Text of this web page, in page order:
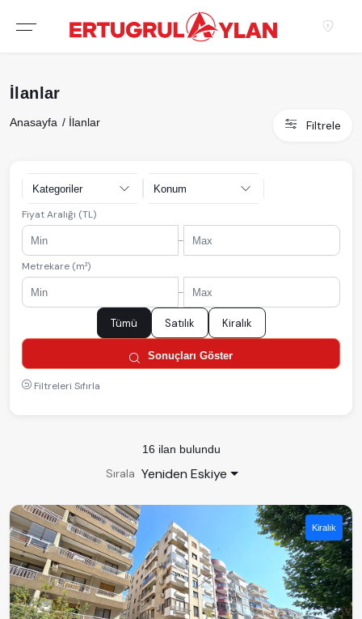
İlanlar
Anasayfa İlanlar Filtrele
Kategoriler Konum
Fiyat Aralığı (TL)
-
Metrekare (m²)
-
Tümü Satılık Kiralık
Sonuçları Göster
Filtreleri Sıfırla
16 ilan bulundu
Sırala Yeniden Eskiye
Kiralık
Hakkımızda
EKIBIMIZ
EMLAK SITELERIMIZ
EMLAK OFISLERIMIZ